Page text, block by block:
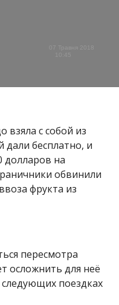
07 Травня 2018
с собой из
дали бесплатно, и
долларов на
обвинили
фрукта из
пересмотра
осложнить для неё
поездках